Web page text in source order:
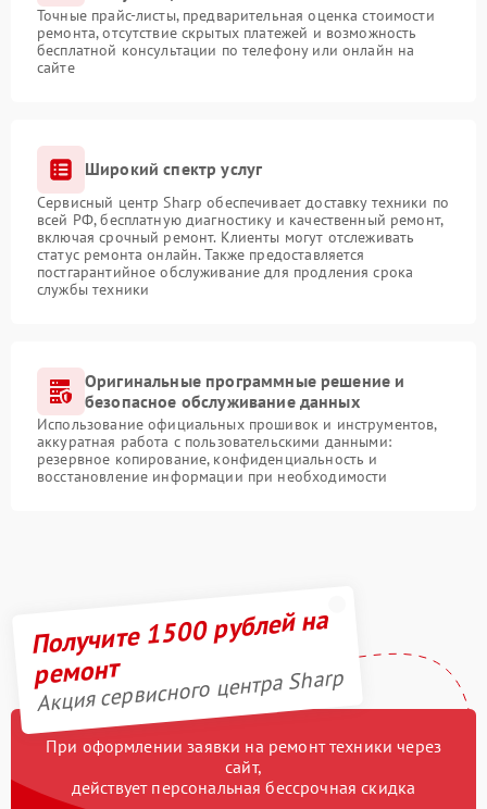
Точные прайс-листы, предварительная оценка стоимости
ремонта, отсутствие скрытых платежей и возможность
бесплатной консультации по телефону или онлайн на
сайте
Широкий спектр услуг
Сервисный центр Sharp обеспечивает доставку техники по
всей РФ, бесплатную диагностику и качественный ремонт,
включая срочный ремонт. Клиенты могут отслеживать
статус ремонта онлайн. Также предоставляется
постгарантийное обслуживание для продления срока
службы техники
Оригинальные программные решение и
безопасное обслуживание данных
Использование официальных прошивок и инструментов,
аккуратная работа с пользовательскими данными:
резервное копирование, конфиденциальность и
восстановление информации при необходимости
Получите 1500 рублей на
ремонт
Акция сервисного центра Sharp
При оформлении заявки на ремонт техники через
сайт,
действует персональная бессрочная скидка